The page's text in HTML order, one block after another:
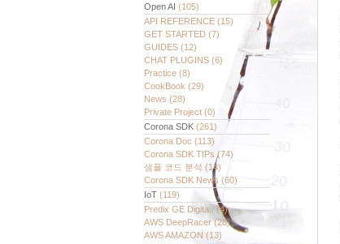
Open AI (105)
API REFERENCE (15)
GET STARTED (7)
GUIDES (12)
CHAT PLUGINS (6)
Practice (8)
CookBook (29)
News (28)
Private Project (0)
Corona SDK (261)
Corona Doc (113)
Corona SDK TIPs (74)
샘플 코드 분석 (14)
Corona SDK News (60)
IoT (119)
Predix GE Digita.. (4)
AWS DeepRacer(28)
AWS AMAZON (13)